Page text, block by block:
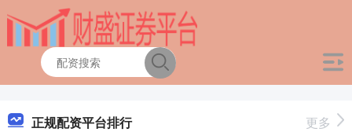
正规配资平台排行 更多